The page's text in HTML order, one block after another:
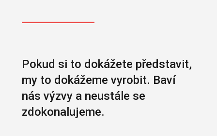
Pokud si to dokážete představit,
my to dokážeme vyrobit. Baví
nás výzvy a neustále se
zdokonalujeme.